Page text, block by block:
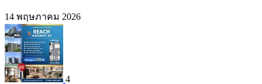
14 พฤษภาคม 2026
4